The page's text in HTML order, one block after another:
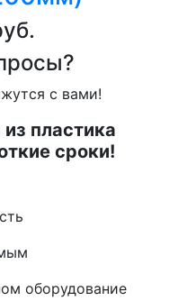
с вами!
пластика
сроки!
оборудование